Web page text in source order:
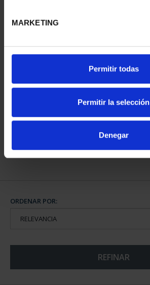
MARKETING
Permitir todas
Permitir la selección
Denegar
CAPITALES DE
COMPLET...
3.796,00 €
ORDENAR POR:
REFINAR